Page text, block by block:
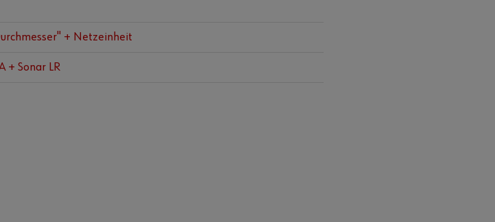
+ Netzeinheit
+ Sonar LR